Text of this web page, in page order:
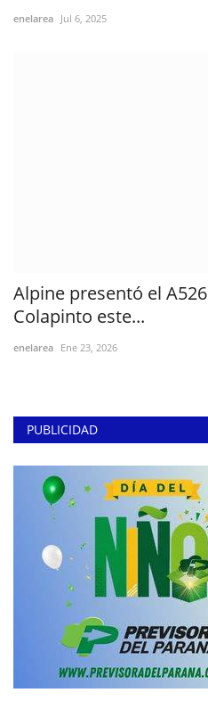
enelarea Jul 6, 2025
Alpine presentó el
Colapinto este...
enelarea Ene 23, 2026
PUBLICIDAD